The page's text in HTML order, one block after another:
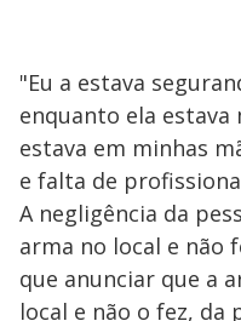
"Eu a estava
enquanto ela estava
estava em minhas
e falta de
A negligência da
arma no local e não
que anunciar que a
local e não o fez, da